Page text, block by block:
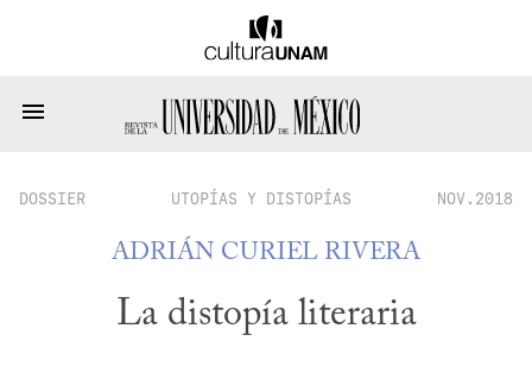
DOSSIER UTOPÍAS Y DISTOPÍAS NOV.2018
ADRIÁN CURIEL RIVERA
La distopía literaria